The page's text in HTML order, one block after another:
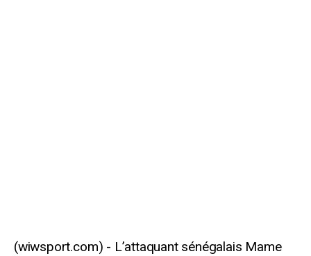
L’attaquant sénégalais Mame